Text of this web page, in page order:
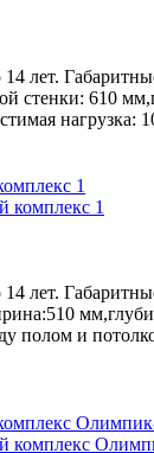
лет.
стенки: 610
нагрузка:
1
лет.
полом и